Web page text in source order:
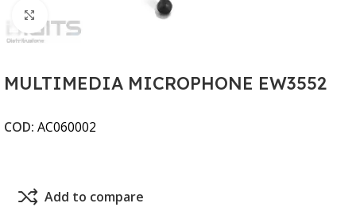
Clicca per ingrandire
MULTIMEDIA MICROPHONE EW3552
COD: AC060002
Add to compare